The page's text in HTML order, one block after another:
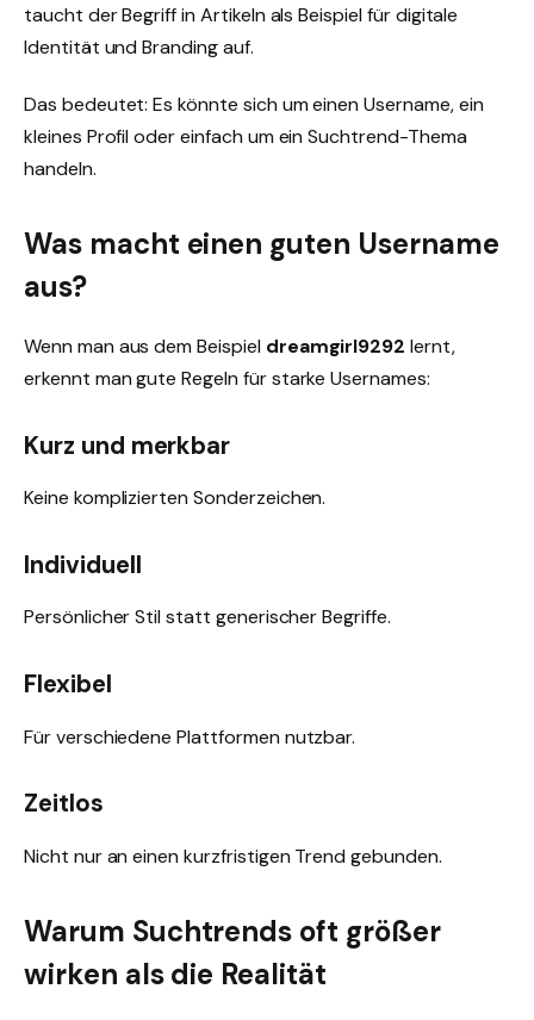
taucht der Begriff in Artikeln als Beispiel für digitale
Identität und Branding auf.
Das bedeutet: Es könnte sich um einen Username, ein
kleines Profil oder einfach um ein Suchtrend-Thema
handeln.
Was macht einen guten Username
aus?
Wenn man aus dem Beispiel dreamgirl9292 lernt,
erkennt man gute Regeln für starke Usernames:
Kurz und merkbar
Keine komplizierten Sonderzeichen.
Individuell
Persönlicher Stil statt generischer Begriffe.
Flexibel
Für verschiedene Plattformen nutzbar.
Zeitlos
Nicht nur an einen kurzfristigen Trend gebunden.
Warum Suchtrends oft größer
wirken als die Realität